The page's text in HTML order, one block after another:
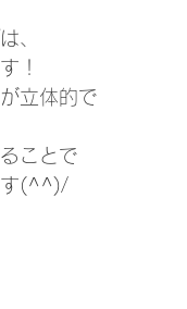
、
！
立体的で
ことで
す(^^)/